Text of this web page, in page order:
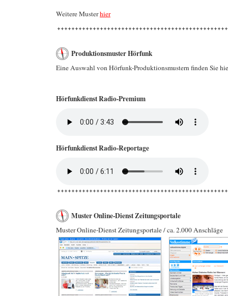
Weitere Musterhier
Produktionsmuster Hörfunk
Eine Auswahl von Hörfunk-Produktionsmustern finden Sie
Hörfunkdienst Radio-Premium
Hörfunkdienst Radio-Reportage
Muster Online-Dienst Zeitungsportale
Muster Online-Dienst Zeitungsportale / ca. 2.000 Anschläge